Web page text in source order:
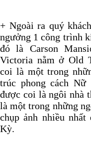
+ Ngoài ra quý
ngưởng 1 công trình
đó là Carson
Victoria nằm ở Old
coi là một trong
trúc phong cách Nữ
được coi là ngôi nhà
là một trong những
chụp ảnh nhiều
Kỳ.